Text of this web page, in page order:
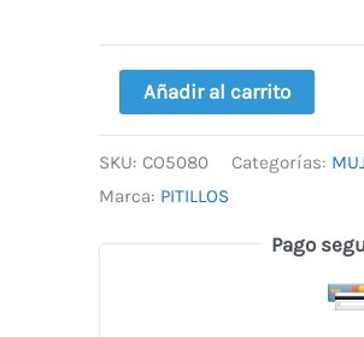
Añadir al carrito
SKU: CO5080 Categorías:
Marca: PITILLOS
Pago